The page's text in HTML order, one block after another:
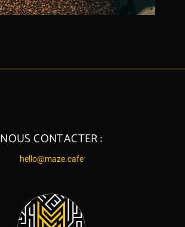
NOUS CONTACTER :
hello@maze.cafe